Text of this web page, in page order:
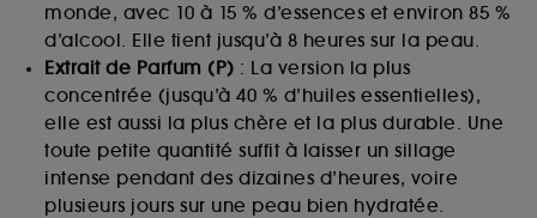
monde, avec 10 à 15 % d’essences et environ 85 %
d’alcool. Elle tient jusqu’à 8 heures sur la peau.
Extrait de Parfum (P) : La version la plus
concentrée (jusqu’à 40 % d’huiles essentielles),
elle est aussi la plus chère et la plus durable. Une
toute petite quantité suffit à laisser un sillage
intense pendant des dizaines d’heures, voire
plusieurs jours sur une peau bien hydratée.